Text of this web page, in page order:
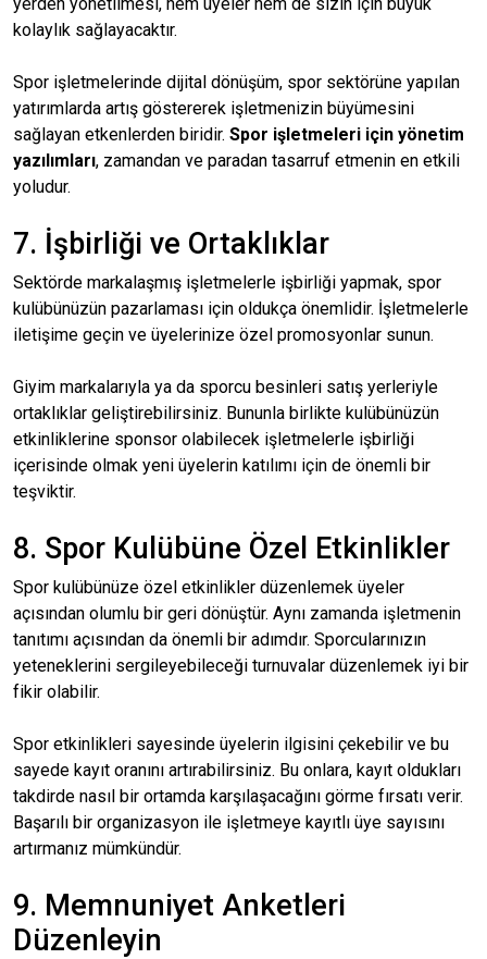
kolaylık sağlayacaktır.
Spor işletmelerinde dijital dönüşüm, spor sektörüne yapılan
yatırımlarda artış göstererek işletmenizin büyümesini
sağlayan etkenlerden biridir. Spor işletmeleri için yönetim
yazılımları, zamandan ve paradan tasarruf etmenin en etkili
yoludur.
7. İşbirliği ve Ortaklıklar
Sektörde markalaşmış işletmelerle işbirliği yapmak, spor
kulübünüzün pazarlaması için oldukça önemlidir. İşletmelerle
iletişime geçin ve üyelerinize özel promosyonlar sunun.
Giyim markalarıyla ya da sporcu besinleri satış yerleriyle
ortaklıklar geliştirebilirsiniz. Bununla birlikte kulübünüzün
etkinliklerine sponsor olabilecek işletmelerle işbirliği
içerisinde olmak yeni üyelerin katılımı için de önemli bir
teşviktir.
8. Spor Kulübüne Özel Etkinlikler
Spor kulübünüze özel etkinlikler düzenlemek üyeler
açısından olumlu bir geri dönüştür. Aynı zamanda işletmenin
tanıtımı açısından da önemli bir adımdır. Sporcularınızın
yeteneklerini sergileyebileceği turnuvalar düzenlemek iyi bir
fikir olabilir.
Spor etkinlikleri sayesinde üyelerin ilgisini çekebilir ve bu
sayede kayıt oranını artırabilirsiniz. Bu onlara, kayıt oldukları
takdirde nasıl bir ortamda karşılaşacağını görme fırsatı verir.
Başarılı bir organizasyon ile işletmeye kayıtlı üye sayısını
artırmanız mümkündür.
9. Memnuniyet Anketleri
Düzenleyin